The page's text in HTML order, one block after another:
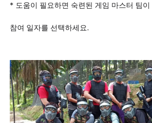
* 도움이 필요하면 숙련된 게임 마스터 팀
참여 일자를 선택하세요.